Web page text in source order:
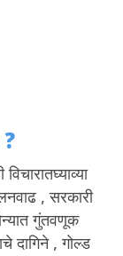
विचारातघ्याव्या
,सरकारी
गुंतवणूक
दागिने,गोल्ड